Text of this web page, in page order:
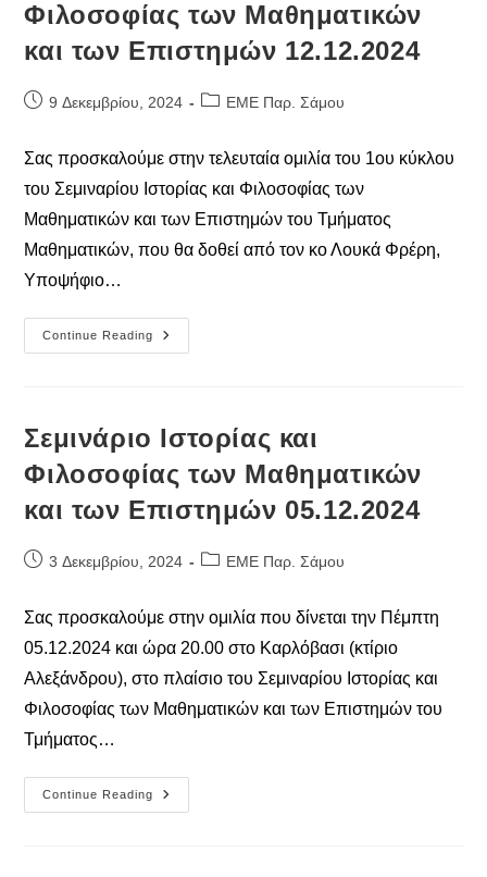
Φιλοσοφίας των Μαθηματικών
και των Επιστημών 12.12.2024
Post9 Δεκεμβρίου, 2024
PostΕΜΕ Παρ. Σάμου
Σας προσκαλούμε στην τελευταία ομιλία του 1ου κύκλου
του Σεμιναρίου Ιστορίας και Φιλοσοφίας των
Μαθηματικών και των Επιστημών του Τμήματος
Μαθηματικών, που θα δοθεί από τον κο Λουκά Φρέρη,
Υποψήφιο…
Continue Reading
Σεμινάριο
Iστορίας
Και
Των
Επιστημών
12.12.2024
Σεμινάριο Iστορίας και
Φιλοσοφίας των Μαθηματικών
και των Επιστημών 05.12.2024
Post3 Δεκεμβρίου, 2024
PostΕΜΕ Παρ. Σάμου
Σας προσκαλούμε στην ομιλία που δίνεται την Πέμπτη
05.12.2024 και ώρα 20.00 στο Καρλόβασι (κτίριο
Αλεξάνδρου), στο πλαίσιο του Σεμιναρίου Ιστορίας και
Φιλοσοφίας των Μαθηματικών και των Επιστημών του
Τμήματος…
Continue Reading
Σεμινάριο
Iστορίας